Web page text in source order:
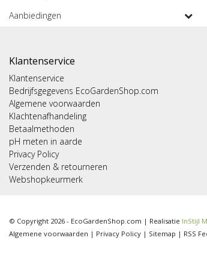
Aanbiedingen
Klantenservice
Klantenservice
Bedrijfsgegevens EcoGardenShop.com
Algemene voorwaarden
Klachtenafhandeling
Betaalmethoden
pH meten in aarde
Privacy Policy
Verzenden & retourneren
Webshopkeurmerk
© Copyright 2026 - EcoGardenShop.com | Realisatie InStijl
Algemene voorwaarden | Privacy Policy | Sitemap | RSS